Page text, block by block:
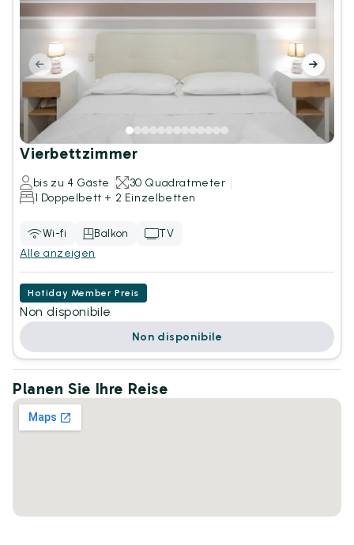
Vierbettzimmer
bis zu 4 Gäste
30 Quadratmeter
1 Doppelbett + 2 Einzelbetten
Wi-fi Balkon
TV
Alle anzeigen
Hotiday Member Preis
Non disponibile
Non disponibile
Planen Sie Ihre Reise